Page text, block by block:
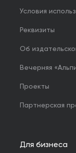
Условия
Реквизиты
Об
Вечерняя
Проекты
Партнерская
Для бизнеса